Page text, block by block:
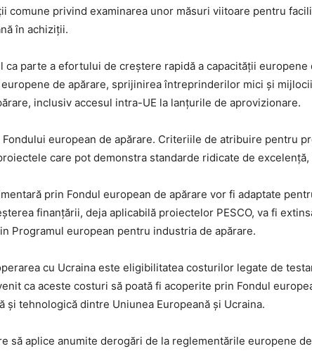
comune privind examinarea unor măsuri viitoare pentru
în achiziții.
parte a efortului de creștere rapidă a capacității
de apărare, sprijinirea întreprinderilor mici și
inclusiv accesul intra-UE la lanțurile de aprovizionare.
european de apărare. Criteriile de atribuire pentru
care pot demonstra standarde ridicate de
prin Fondul european de apărare vor fi adaptate
finanțării, deja aplicabilă proiectelor PESCO, va fi
Programul european pentru industria de apărare.
cu Ucraina este eligibilitatea costurilor legate de
ca aceste costuri să poată fi acoperite prin Fondul
și tehnologică dintre Uniunea Europeană și Ucraina.
să aplice anumite derogări de la reglementările europene